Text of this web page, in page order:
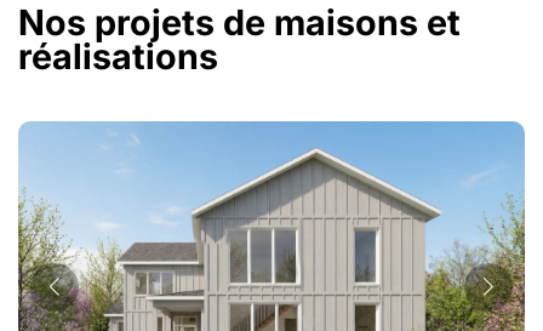
Nos projets de maisons et
réalisations